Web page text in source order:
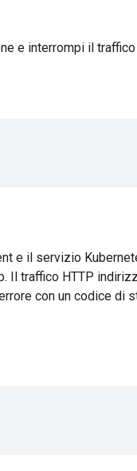
e interrompi il
e il servizio
Il traffico HTTP
con un codice di